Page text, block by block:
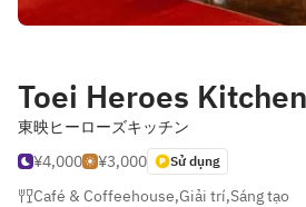
Toei Heroes Kitchen
東映ヒーローズキッチン
¥4,000
¥3,000 Sử dụng
Café & Coffeehouse,Giải trí,Sáng tạo